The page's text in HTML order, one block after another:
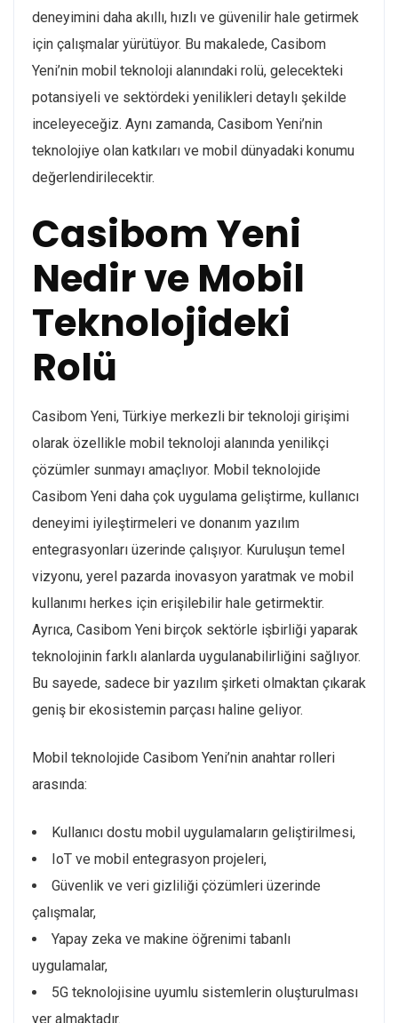
deneyimini daha akıllı, hızlı ve güvenilir hale getirmek
için çalışmalar yürütüyor. Bu makalede, Casibom
Yeni’nin mobil teknoloji alanındaki rolü, gelecekteki
potansiyeli ve sektördeki yenilikleri detaylı şekilde
inceleyeceğiz. Aynı zamanda, Casibom Yeni’nin
teknolojiye olan katkıları ve mobil dünyadaki konumu
değerlendirilecektir.
Casibom Yeni
Nedir ve Mobil
Teknolojideki
Rolü
Casibom Yeni, Türkiye merkezli bir teknoloji girişimi
olarak özellikle mobil teknoloji alanında yenilikçi
çözümler sunmayı amaçlıyor. Mobil teknolojide
Casibom Yeni daha çok uygulama geliştirme, kullanıcı
deneyimi iyileştirmeleri ve donanım yazılım
entegrasyonları üzerinde çalışıyor. Kuruluşun temel
vizyonu, yerel pazarda inovasyon yaratmak ve mobil
kullanımı herkes için erişilebilir hale getirmektir.
Ayrıca, Casibom Yeni birçok sektörle işbirliği yaparak
teknolojinin farklı alanlarda uygulanabilirliğini sağlıyor.
Bu sayede, sadece bir yazılım şirketi olmaktan çıkarak
geniş bir ekosistemin parçası haline geliyor.
Mobil teknolojide Casibom Yeni’nin anahtar rolleri
arasında:
Kullanıcı dostu mobil uygulamaların geliştirilmesi,
IoT ve mobil entegrasyon projeleri,
Güvenlik ve veri gizliliği çözümleri üzerinde
çalışmalar,
Yapay zeka ve makine öğrenimi tabanlı
uygulamalar,
5G teknolojisine uyumlu sistemlerin oluşturulması
yer almaktadır.